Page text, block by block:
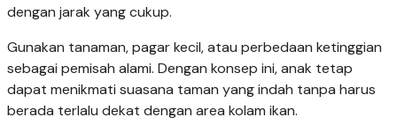
dengan jarak yang cukup.
Gunakan tanaman, pagar kecil, atau perbedaan ketinggian
sebagai pemisah alami. Dengan konsep ini, anak tetap
dapat menikmati suasana taman yang indah tanpa harus
berada terlalu dekat dengan area kolam ikan.